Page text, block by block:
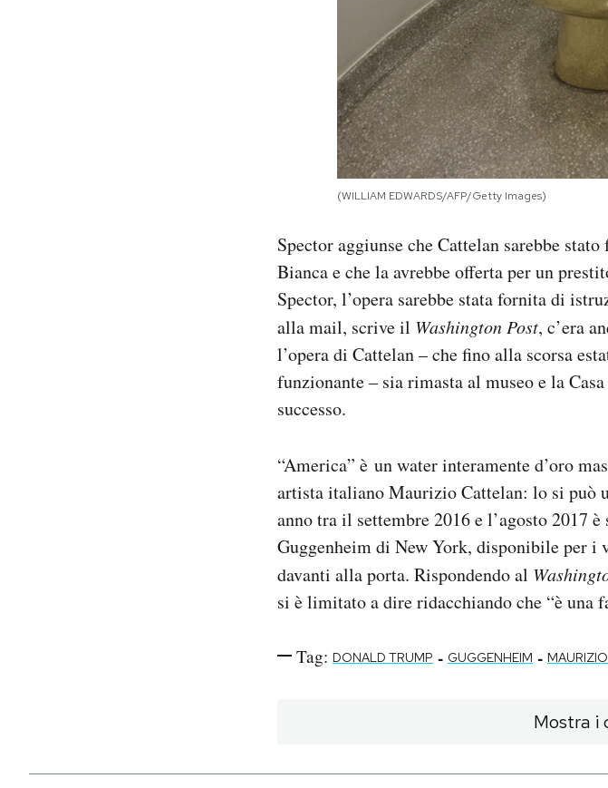
(WILLIAM EDWARDS/AFP/Getty Images)
Spector aggiunse che Cattelan sarebbe
Bianca e che la avrebbe offerta per un
Spector, l’opera sarebbe stata fornita di
alla mail, scrive il Washington Post, c’era
l’opera di Cattelan – che fino alla scorsa
funzionante – sia rimasta al museo e la
successo.
“America” è un water interamente d’oro
artista italiano Maurizio Cattelan: lo si può
anno tra il settembre 2016 e l’agosto 2017
Guggenheim di New York, disponibile per i
davanti alla porta. Rispondendo al
si è limitato a dire ridacchiando che “è una
Tag: DONALD TRUMP - GUGGENHEIM -
Mostra i